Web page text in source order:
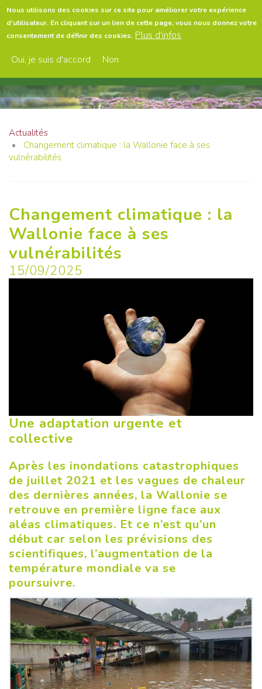
Nous utilisons des cookies sur ce site pour améliorer votre expérience
d'utilisateur. En cliquant sur un lien de cette page, vous nous donnez votre
consentement de définir des cookies. Plus d'infos
Oui, je suis d'accord
Non
Aller
au
contenu
Actualités
Changement climatique : la Wallonie face à ses
vulnérabilités
Changement climatique : la
Wallonie face à ses
vulnérabilités
15/09/2025
Une adaptation urgente et
collective
Après les inondations catastrophiques
de juillet 2021 et les vagues de chaleur
des dernières années, la Wallonie se
retrouve en première ligne face aux
aléas climatiques. Et ce n’est qu’un
début car selon les prévisions des
scientifiques, l’augmentation de la
température mondiale va se
poursuivre.